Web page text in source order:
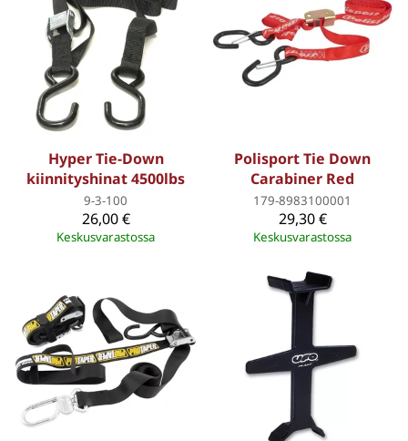
Hyper Tie-Down
kiinnityshinat 4500lbs
9-3-100
26,00 €
Keskusvarastossa
Polisport Tie Down
Carabiner Red
179-8983100001
29,30 €
Keskusvarastossa